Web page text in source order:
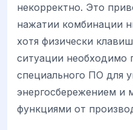
некорректно. Это
нажатии комбинации
хотя физически
ситуации необходимо
специального ПО для
энергосбережением и
функциями от